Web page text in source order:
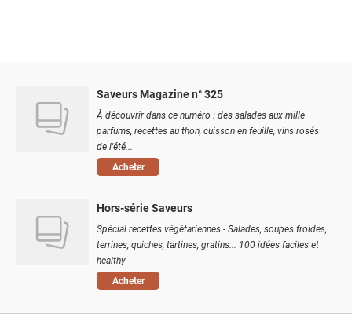
Saveurs Magazine n° 325
À découvrir dans ce numéro : des salades aux mille
parfums, recettes au thon, cuisson en feuille, vins rosés
de l'été...
Acheter
Hors-série Saveurs
Spécial recettes végétariennes - Salades, soupes froides,
terrines, quiches, tartines, gratins... 100 idées faciles et
healthy
Acheter